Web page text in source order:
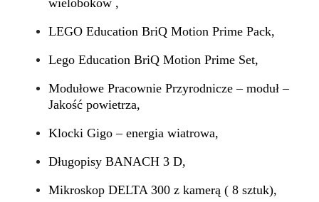
wieloboków ,
LEGO Education BriQ Motion Prime Pack,
Lego Education BriQ Motion Prime Set,
Modułowe Pracownie Przyrodnicze – moduł –
Jakość powietrza,
Klocki Gigo – energia wiatrowa,
Długopisy BANACH 3 D,
Mikroskop DELTA 300 z kamerą ( 8 sztuk),